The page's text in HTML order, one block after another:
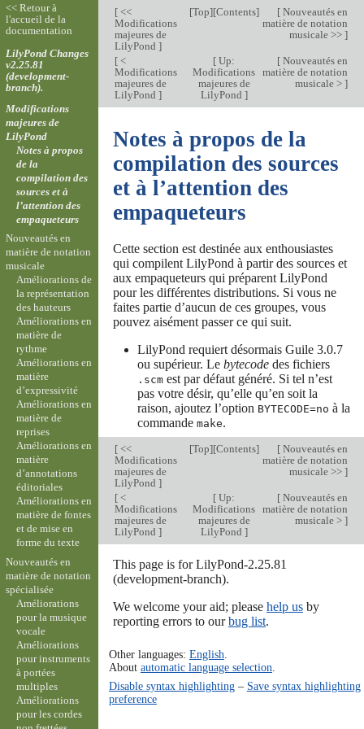
[<<
Modifications
majeures de
LilyPond ]
[Top][Contents] [Nouveautés en
matière de notation
musicale >> ]
[<
Modifications
majeures de
LilyPond ]
[ Up:
Modifications
majeures de
LilyPond ]
[Nouveautés en
matière de notation
musicale > ]
Notes à propos de la
compilation des sources
et à l’attention des
empaqueteurs
Cette section est destinée aux enthousiastes
qui compilent LilyPond à partir des sources et
aux empaqueteurs qui préparent LilyPond
pour les différentes distributions. Si vous ne
faites partie d’aucun de ces groupes, vous
pouvez aisément passer ce qui suit.
LilyPond requiert désormais Guile 3.0.7
ou supérieur. Le bytecodedes fichiers
.scmest par défaut généré. Si tel n’est
pas votre désir, qu’elle qu’en soit la
raison, ajoutez l’option BYTECODE=no à la
commande make.
[<<
Modifications
majeures de
LilyPond ]
[Top][Contents] [Nouveautés en
matière de notation
musicale >> ]
[<
Modifications
majeures de
LilyPond ]
[ Up:
Modifications
majeures de
LilyPond ]
[Nouveautés en
matière de notation
musicale > ]
This page is for LilyPond-2.25.81
(development-branch).
We welcome your aid; please help usby
reporting errors to ourbug list.
Other languages: English
About automatic language selection
Disable syntax highlighting– Save syntax highlighting
preference
<< Retour à
l'accueil de la
documentation
LilyPond Changes
v2.25.81
(development-
branch).
Modifications
majeures de
LilyPond
Notes à propos
de la
compilation des
sources et à
l’attention des
empaqueteurs
Nouveautés en
matière de notation
musicale
Améliorations de
la représentation
des hauteurs
Améliorations en
matière de
rythme
Améliorations en
matière
d’expressivité
Améliorations en
matière de
reprises
Améliorations en
matière
d’annotations
éditoriales
Améliorations en
matière de fontes
et de mise en
forme du texte
Nouveautés en
matière de notation
spécialisée
Améliorations
pour la musique
vocale
Améliorations
pour instruments
à portées
multiples
Améliorations
pour les cordes